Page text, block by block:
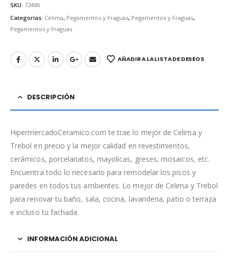
SKU: 72486
Categorías: Celima, Pegamentos y Fraguas, Pegamentos y Fraguas,
Pegamentos y Fraguas
AÑADIR A LA LISTA DE DESEOS
DESCRIPCIÓN
HipermercadoCeramico.com te trae lo mejor de Celima y
Trebol en precio y la mejor calidad en revestimientos,
cerámicos, porcelanatos, mayolicas, greses, mosaicos, etc.
Encuentra todo lo necesario para remodelar los pisos y
paredes en todos tus ambientes. Lo mejor de Celima y Trebol
para renovar tu baño, sala, cocina, lavanderia, patio o terraza
e incluso tu fachada.
INFORMACIÓN ADICIONAL